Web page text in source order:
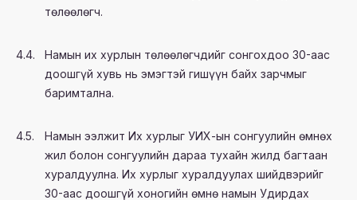
төлөөлөгч.
4.4.
Намын их хурлын төлөөлөгчдийг сонгохдоо 30-аас
доошгүй хувь нь эмэгтэй гишүүн байх зарчмыг
баримтална.
4.5.
Намын ээлжит Их хурлыг УИХ-ын сонгуулийн өмнөх
жил болон сонгуулийн дараа тухайн жилд багтаан
хуралдуулна. Их хурлыг хуралдуулах шийдвэрийг
30-аас доошгүй хоногийн өмнө намын Удирдах